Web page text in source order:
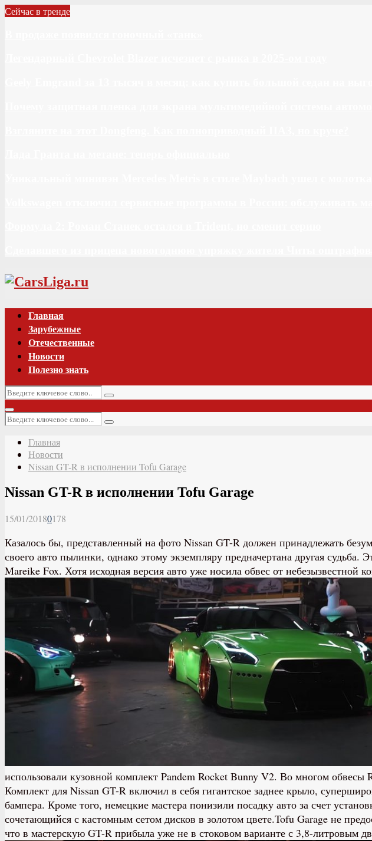
Сейчас в тренде
Vk
Главная
Зарубежные
Отечественные
Новости
Полезно знать
Искать:
Поиск
Основное
меню
Искать:
Поиск
Главная
Новости
Nissan GT-R в исполнении Tofu Garage
Nissan GT-R в исполнении Tofu Garage
15/01/20180178
Казалось бы, представленный на фото Nissan GT-R должен принадлежать
своего авто пылинки, однако этому экземпляру предначертана другая
Mareike Fox. Хотя исходная версия авто уже носила обвес от
использовали кузовной комплект Pandem Rocket Bunny V2. Во многом
Комплект для Nissan GT-R включил в себя гигантское заднее крыло,
бампера. Кроме того, немецкие мастера понизили посадку авто за счет
сочетающийся с кастомным сетом дисков в золотом цвете.Tofu Garage не
что в мастерскую GT-R прибыла уже не в стоковом варианте с 3,8-литровым